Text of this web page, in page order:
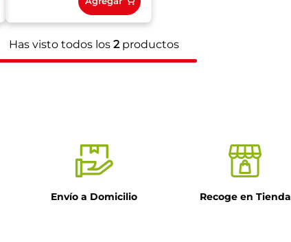
Has visto todos los 2productos
Envío a Domicilio Recoge en Tienda